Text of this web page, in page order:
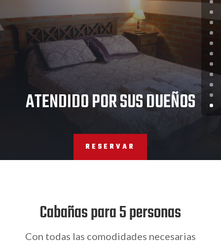
ATENDIDO POR SUS DUEÑOS
RESERVAR
Cabañas para 5 personas
Con todas las comodidades necesarias